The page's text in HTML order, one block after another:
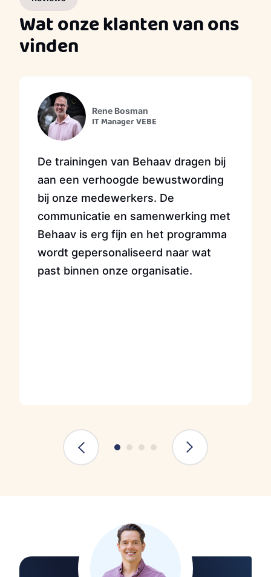
Wat onze klanten van ons
vinden
Rene Bosman
IT Manager VEBE
De trainingen van Behaav dragen bij
aan een verhoogde bewustwording
bij onze medewerkers. De
communicatie en samenwerking met
Behaav is erg fijn en het programma
wordt gepersonaliseerd naar wat
past binnen onze organisatie.